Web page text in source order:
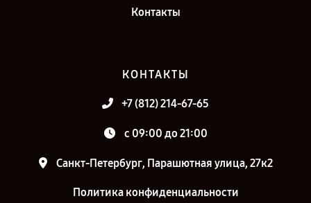
Контакты
КОНТАКТЫ
+7 (812) 214-67-65
c 09:00 до 21:00
Санкт-Петербург, Парашютная улица, 27к2
Политика конфиденциальности